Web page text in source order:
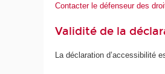
Contacter le défenseur des
Validité de la
La déclaration d’accessibilité